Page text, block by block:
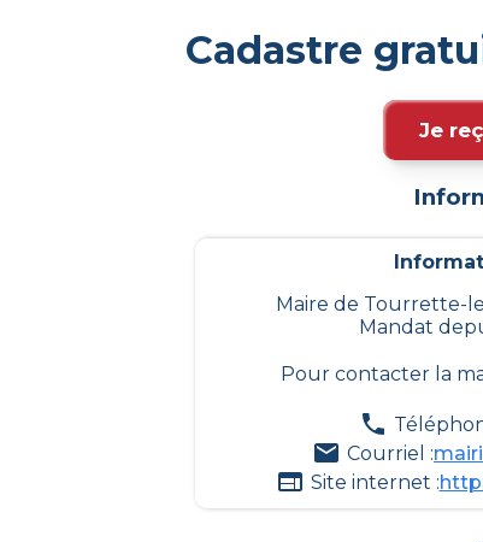
Cadastre
Je
Maire de Tourrette-
Mandat
Pour contacter la
Courriel :
Site internet :